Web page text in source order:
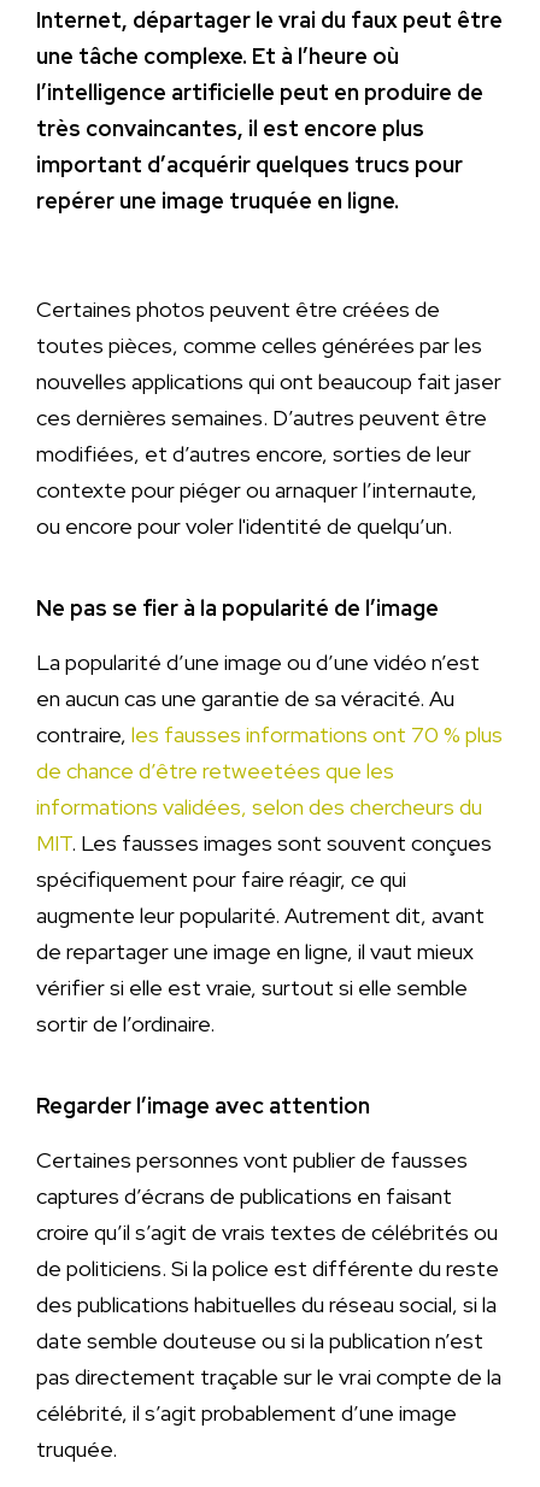
Internet, départager le vrai du faux peut être
une tâche complexe. Et à l’heure où
l’intelligence artificielle peut en produire de
très convaincantes, il est encore plus
important d’acquérir quelques trucs pour
repérer une image truquée en ligne.
Certaines photos peuvent être créées de
toutes pièces, comme celles générées par les
nouvelles applications qui ont beaucoup fait jaser
ces dernières semaines. D’autres peuvent être
modifiées, et d’autres encore, sorties de leur
contexte pour piéger ou arnaquer l’internaute,
ou encore pour voler l'identité de quelqu’un.
Ne pas se fier à la popularité de l’image
La popularité d’une image ou d’une vidéo n’est
en aucun cas une garantie de sa véracité. Au
contraire, les fausses informations ont 70 % plus
de chance d’être retweetées que les
informations validées, selon des chercheurs du
MIT. Les fausses images sont souvent conçues
spécifiquement pour faire réagir, ce qui
augmente leur popularité. Autrement dit, avant
de repartager une image en ligne, il vaut mieux
vérifier si elle est vraie, surtout si elle semble
sortir de l’ordinaire.
Regarder l’image avec attention
Certaines personnes vont publier de fausses
captures d’écrans de publications en faisant
croire qu’il s’agit de vrais textes de célébrités ou
de politiciens. Si la police est différente du reste
des publications habituelles du réseau social, si la
date semble douteuse ou si la publication n’est
pas directement traçable sur le vrai compte de la
célébrité, il s’agit probablement d’une image
truquée.